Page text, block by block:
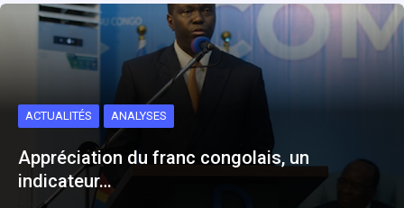
ACTUALITÉS ANALYSES
Appréciation du franc congolais, un
indicateur…